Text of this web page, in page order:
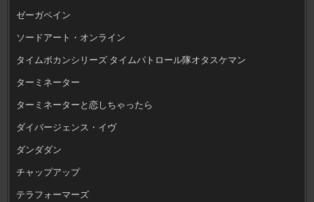
ゼーガペイン
ソードアート・オンライン
タイムボカンシリーズ タイムパトロール隊オタスケマン
ターミネーター
ターミネーターと恋しちゃったら
ダイバージェンス・イヴ
ダンダダン
チャップアップ
テラフォーマーズ